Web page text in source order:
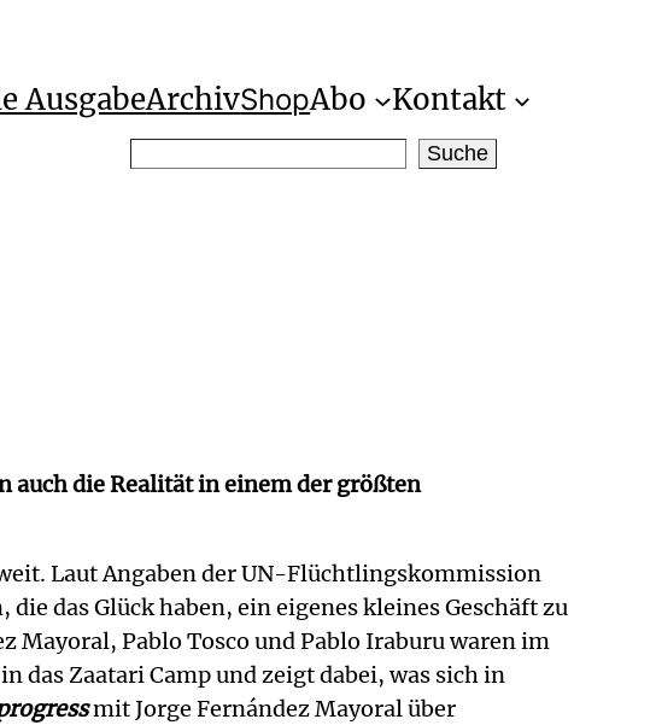
AusgabeArchivShopAbo Kontakt
Suche
auch die Realität in einem der größten
Laut Angaben der UN-Flüchtlingskommission
das Glück haben, ein eigenes kleines Geschäft zu
Mayoral, Pablo Tosco und Pablo Iraburu waren im
das Zaatari Camp und zeigt dabei, was sich in
mit Jorge Fernández Mayoral über